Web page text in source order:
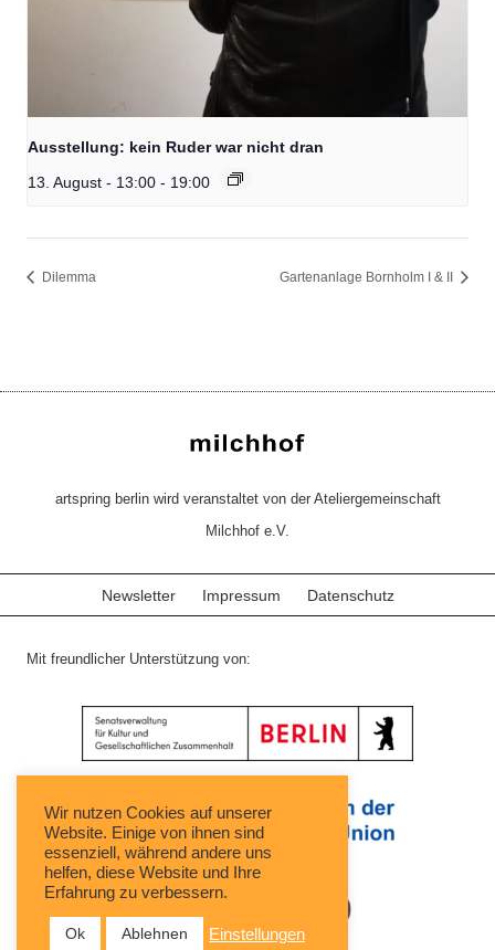
Ausstellung: kein Ruder war nicht dran
13. August - 13:00 - 19:00
Dilemma Gartenanlage Bornholm I & II
artspring berlin wird veranstaltet von der Ateliergemeinschaft
Milchhof e.V.
Newsletter Impressum Datenschutz
Mit freundlicher Unterstützung von:
Wir nutzen Cookies auf unserer
Website. Einige von ihnen sind
essenziell, während andere uns
helfen, diese Website und Ihre
Erfahrung zu verbessern.
Ok Ablehnen Einstellungen